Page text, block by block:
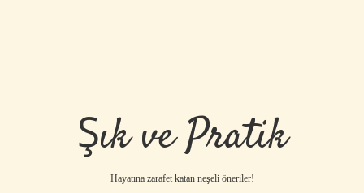
Şık ve Pratik
Hayatına zarafet katan neşeli öneriler!